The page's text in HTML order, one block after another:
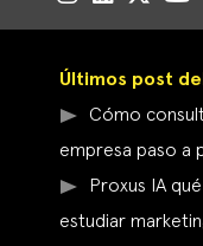
Últimos post
Cómo
empresa paso a
Proxus IA
estudiar